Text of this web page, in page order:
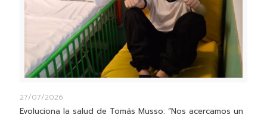
27/07/2026
Evoluciona la salud de Tomás Musso: “Nos acercamos un